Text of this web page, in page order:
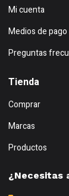
Mi cuenta
Medios de pago
Preguntas
Tienda
Comprar
Marcas
Productos
¿Necesitas